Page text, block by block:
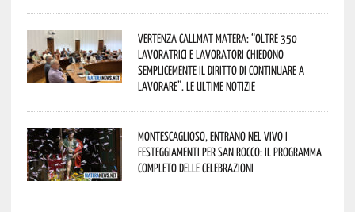
Vertenza CallMat Matera: “Oltre 350
lavoratrici e lavoratori chiedono
semplicemente il diritto di continuare a
lavorare”. Le ultime notizie
Montescaglioso, entrano nel vivo i
festeggiamenti per San Rocco: il programma
completo delle celebrazioni